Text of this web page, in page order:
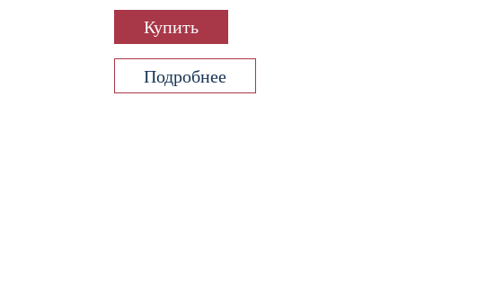
Купить
Подробнее